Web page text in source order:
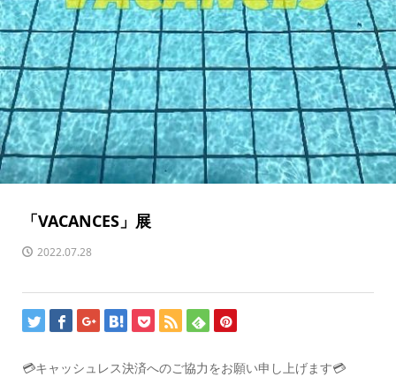
「VACANCES」展
2022.07.28
💳キャッシュレス決済へのご協力をお願い申し上げます💳